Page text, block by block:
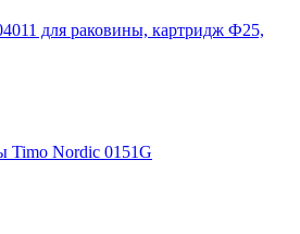
для раковины, картридж Ф25,
Timo Nordic 0151G